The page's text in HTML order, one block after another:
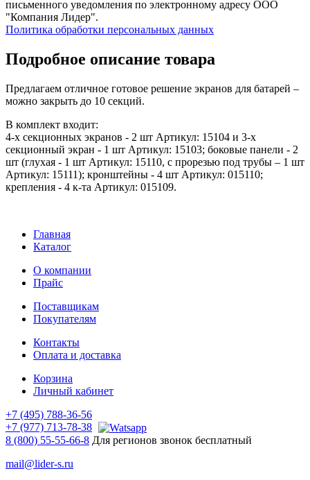
письменного уведомления по электронному адресу ООО
"Компания Лидер".
Политика обработки персональных данных
Подробное описание товара
Предлагаем отличное готовое решение экранов для батарей –
можно закрыть до 10 секций.
В комплект входит:
4-х секционных экранов - 2 шт Артикул: 15104 и 3-х
секционный экран - 1 шт Артикул: 15103; боковые панели - 2
шт (глухая - 1 шт Артикул: 15110, с прорезью под трубы – 1 шт
Артикул: 15111); кронштейны - 4 шт Артикул: 015110;
крепления - 4 к-та Артикул: 015109.
Главная
Каталог
О компании
Прайс
Поставщикам
Покупателям
Контакты
Оплата и доставка
Корзина
Личный кабинет
+7 (495) 788-36-56
+7 (977) 713-78-38
8 (800) 55-55-66-8 Для регионов звонок бесплатный
mail@lider-s.ru